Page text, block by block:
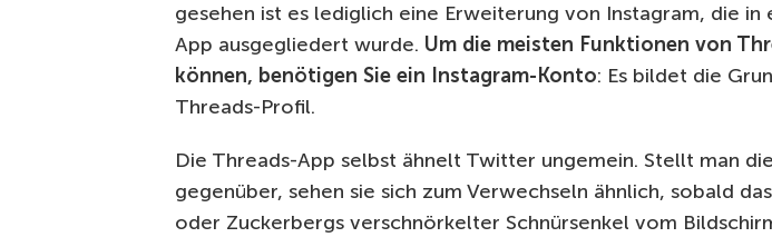
gesehen ist es lediglich eine Erweiterung von Instagram, die in
App ausgegliedert wurde. Um die meisten Funktionen von
können, benötigen Sie ein Instagram-Konto: Es bildet die
Threads-Profil.
Die Threads-App selbst ähnelt Twitter ungemein. Stellt man
gegenüber, sehen sie sich zum Verwechseln ähnlich, sobald
oder Zuckerbergs verschnörkelter Schnürsenkel vom